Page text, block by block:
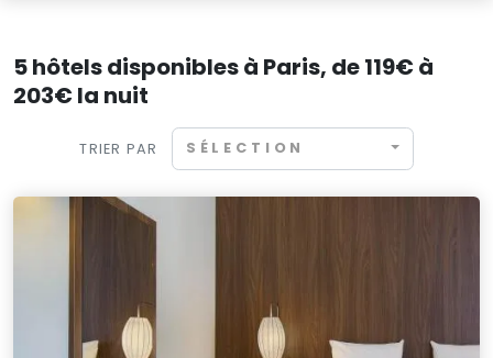
5 hôtels disponibles à Paris, de 119€ à
203€ la nuit
TRIER PAR SÉLECTION